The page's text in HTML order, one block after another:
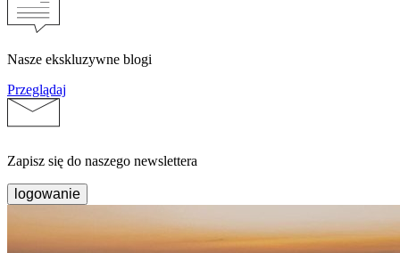
Nasze ekskluzywne blogi
Przeglądaj
Zapisz się do naszego newslettera
logowanie